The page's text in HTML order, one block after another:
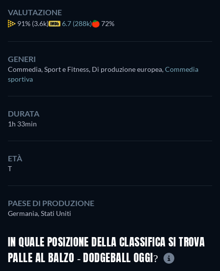
VALUTAZIONE
91% (3.6k) 6.7 (288k) 72%
GENERI
Commedia, Sport e Fitness, Di produzione europea,Commedia
sportiva
DURATA
1h 33min
ETÀ
T
PAESE DI PRODUZIONE
Germania, Stati Uniti
IN QUALE POSIZIONE DELLA CLASSIFICA SI TROVA
PALLE AL BALZO - DODGEBALL OGGI?